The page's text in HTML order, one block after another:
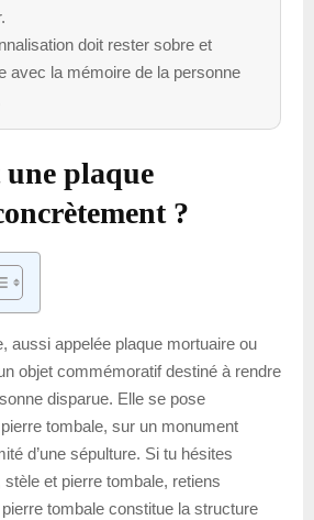
doit rester sobre et
avec la mémoire de la personne
plaque
?
aussi appelée plaque mortuaire ou
objet commémoratif destiné à rendre
disparue. Elle se pose
tombale, sur un monument
d’une sépulture. Si tu hésites
et pierre tombale, retiens
tombale constitue la structure